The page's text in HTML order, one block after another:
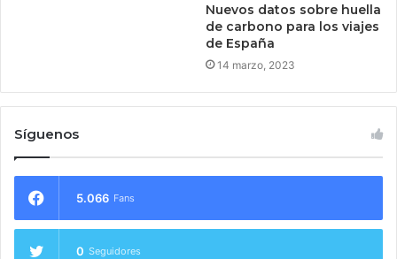
Nuevos datos sobre huella
de carbono para los viajes
de España
14 marzo, 2023
Síguenos
5.066 Fans
0 Seguidores